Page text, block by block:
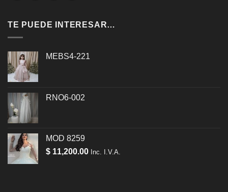
TE PUEDE INTERESAR…
MEBS4-221
RNO6-002
MOD 8259
$ 11,200.00 Inc. I.V.A.